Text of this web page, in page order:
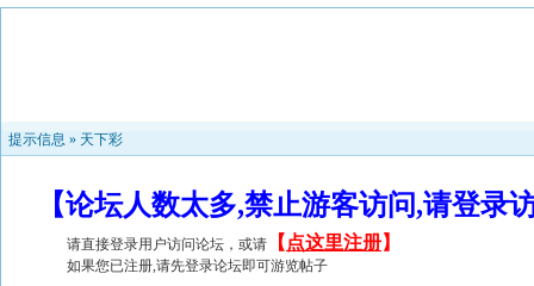
提示信息 » 天下彩
【论坛人数太多,禁止游客访问,请登
请直接登录用户访问论坛，或请 【 点这里注册】
如果您已注册,请先登录论坛即可游览帖子